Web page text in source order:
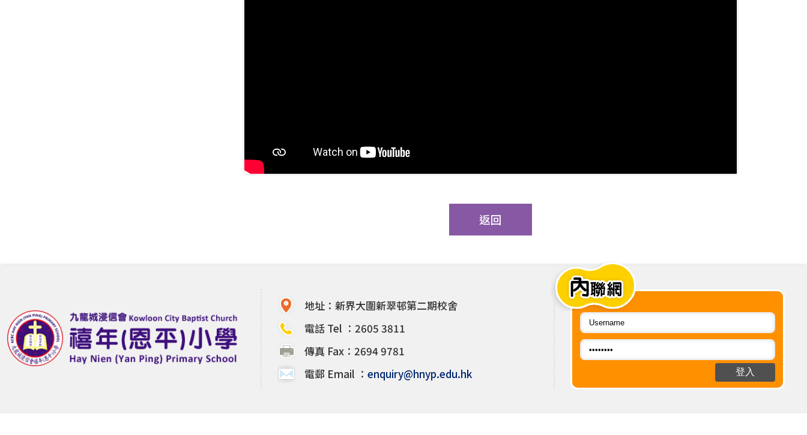
返回
地址：新界大圍新翠邨第二期校舍
電話 Tel ：2605 3811
傳真 Fax：2694 9781
電郵 Email ： enquiry@hnyp.edu.hk